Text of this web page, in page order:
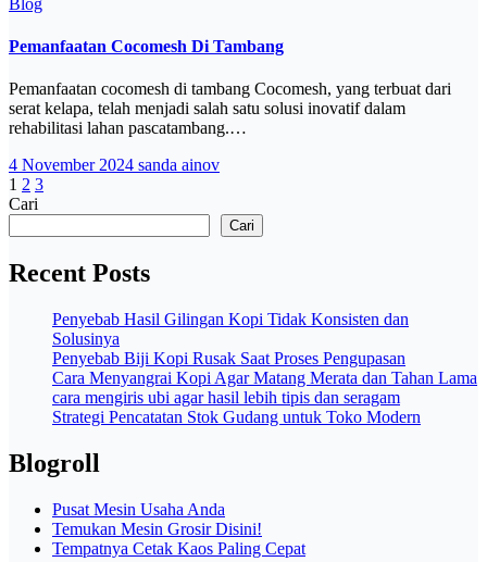
Pemanfaatan Cocomesh Di Tambang
Pemanfaatan cocomesh di tambang Cocomesh, yang terbuat dari
serat kelapa, telah menjadi salah satu solusi inovatif dalam
rehabilitasi lahan pascatambang.…
4 November 2024 sanda ainov
Paginasi
pos
1 2 3
Cari
Cari
Recent Posts
Penyebab Hasil Gilingan Kopi Tidak Konsisten dan
Solusinya
Penyebab Biji Kopi Rusak Saat Proses Pengupasan
Cara Menyangrai Kopi Agar Matang Merata dan Tahan Lama
cara mengiris ubi agar hasil lebih tipis dan seragam
Strategi Pencatatan Stok Gudang untuk Toko Modern
Blogroll
Pusat Mesin Usaha Anda
Temukan Mesin Grosir Disini!
Tempatnya Cetak Kaos Paling Cepat